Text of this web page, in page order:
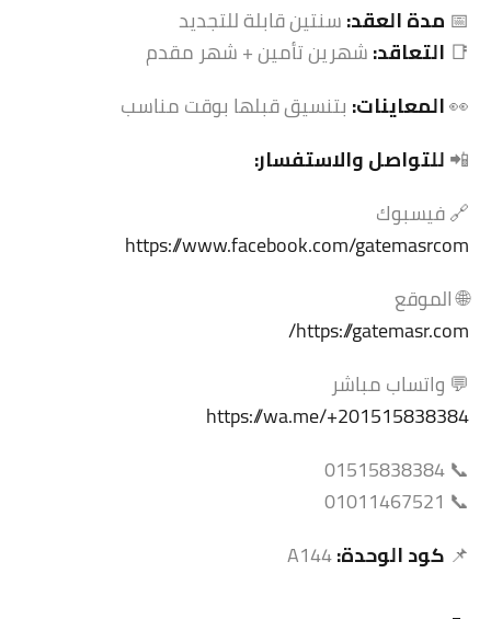
📅 مدة العقد:سنتين قابلة للتجديد
📑 التعاقد:شهرين تأمين + شهر مقدم
👀المعاينات: بتنسيق قبلها بوقت مناسب
📲للتواصل والاستفسار:
🔗 فيسبوك
https://www.facebook.com/gatemasrcom
🌐 الموقع
https://gatemasr.com/
💬 واتساب مباشر
https://wa.me/+201515838384
📞 01515838384
📞 01011467521
📌 كود الوحدة: